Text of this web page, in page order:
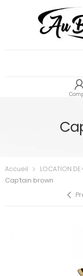
Accueil LOCATION DE
Cap’tain brown